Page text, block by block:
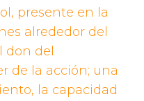
presente en la
alrededor del
don del
de la acción; una
la capacidad